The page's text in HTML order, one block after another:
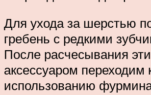
Для ухода за шерстью
гребень с редкими
После расчесывания
аксессуаром переходим
использованию